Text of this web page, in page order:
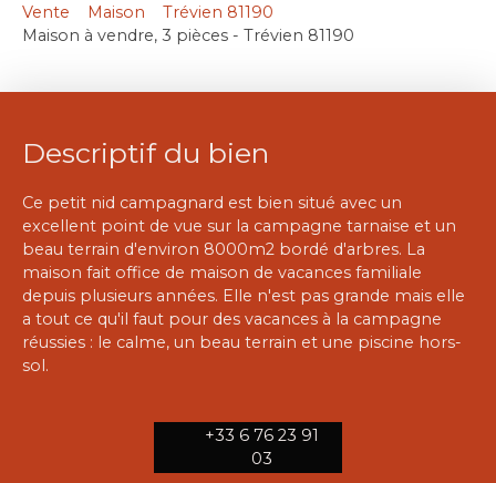
Vente Maison
Trévien 81190
Maison à vendre, 3 pièces - Trévien 81190
Descriptif du bien
Ce petit nid campagnard est bien situé avec un
excellent point de vue sur la campagne tarnaise et un
beau terrain d'environ 8000m2 bordé d'arbres. La
maison fait office de maison de vacances familiale
depuis plusieurs années. Elle n'est pas grande mais elle
a tout ce qu'il faut pour des vacances à la campagne
réussies : le calme, un beau terrain et une piscine hors-
sol.
+33 6 76 23 91
03